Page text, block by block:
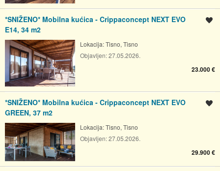
*SNIŽENO* Mobilna kućica - Crippaconcept NEXT EVO
E14, 34 m2
Lokacija:Tisno, Tisno
Objavljen:27.05.2026.
23.000 €
*SNIŽENO* Mobilna kućica - Crippaconcept NEXT EVO
GREEN, 37 m2
Lokacija:Tisno, Tisno
Objavljen:27.05.2026.
29.900 €